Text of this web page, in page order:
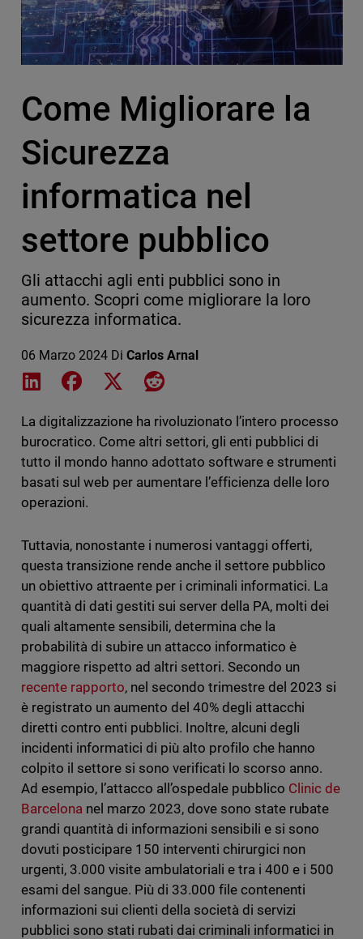
Come Migliorare la
Sicurezza
informatica nel
settore pubblico
Gli attacchi agli enti pubblici sono in
aumento. Scopri come migliorare la loro
sicurezza informatica.
06 Marzo 2024 Di Carlos Arnal
Share on LinkedIn
Share on Facebook
Share on XShare on Reddit
La digitalizzazione ha rivoluzionato l’intero processo
burocratico. Come altri settori, gli enti pubblici di
tutto il mondo hanno adottato software e strumenti
basati sul web per aumentare l’efficienza delle loro
operazioni.
Tuttavia, nonostante i numerosi vantaggi offerti,
questa transizione rende anche il settore pubblico
un obiettivo attraente per i criminali informatici. La
quantità di dati gestiti sui server della PA, molti dei
quali altamente sensibili, determina che la
probabilità di subire un attacco informatico è
maggiore rispetto ad altri settori. Secondo un
recente rapporto, nel secondo trimestre del 2023 si
è registrato un aumento del 40% degli attacchi
diretti contro enti pubblici. Inoltre, alcuni degli
incidenti informatici di più alto profilo che hanno
colpito il settore si sono verificati lo scorso anno.
Ad esempio, l’attacco all’ospedale pubblico Clinic de
Barcelona nel marzo 2023, dove sono state rubate
grandi quantità di informazioni sensibili e si sono
dovuti posticipare 150 interventi chirurgici non
urgenti, 3.000 visite ambulatoriali e tra i 400 e i 500
esami del sangue. Più di 33.000 file contenenti
informazioni sui clienti della società di servizi
pubblici sono stati rubati dai criminali informatici in